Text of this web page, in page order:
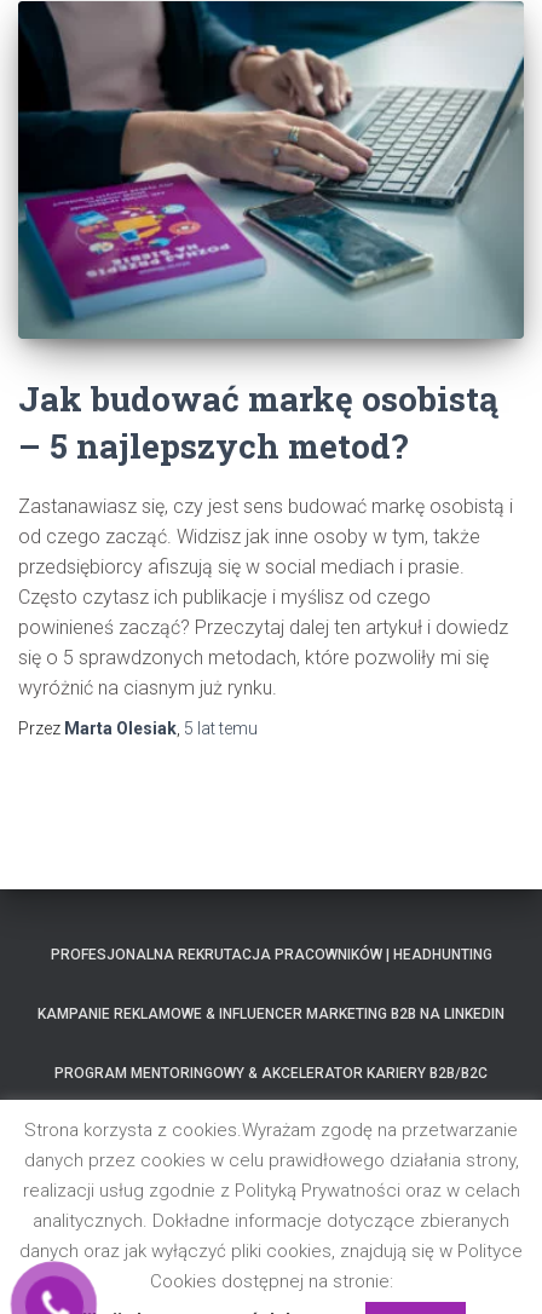
Jak budować markę osobistą
– 5 najlepszych metod?
Zastanawiasz się, czy jest sens budować markę osobistą i
od czego zacząć. Widzisz jak inne osoby w tym, także
przedsiębiorcy afiszują się w social mediach i prasie.
Często czytasz ich publikacje i myślisz od czego
powinieneś zacząć? Przeczytaj dalej ten artykuł i dowiedz
się o 5 sprawdzonych metodach, które pozwoliły mi się
wyróżnić na ciasnym już rynku.
Przez Marta Olesiak 5 lattemu
PROFESJONALNA REKRUTACJA PRACOWNIKÓW | HEADHUNTING
KAMPANIE REKLAMOWE & INFLUENCER MARKETING B2B NA LINKEDIN
PROGRAM MENTORINGOWY & AKCELERATOR KARIERY B2B/B2C
MOC WOLNOŚCI – PROGRAM MENTORSKI
SZKOLENIA SPRZEDAŻOWE B2B & OPTYMALIZACJA PROCESÓW
HANDLOWYCH
KSIĄŻKI BIZNESOWE REFERENCJE
Strona korzysta z cookies.Wyrażam zgodę na przetwarzanie
danych przez cookies w celu prawidłowego działania strony,
realizacji usług zgodnie z Polityką Prywatności oraz w celach
analitycznych. Dokładne informacje dotyczące zbieranych
danych oraz jak wyłączyć pliki cookies, znajdują się w Polityce
Cookies dostępnej na stronie: